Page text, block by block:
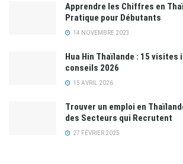
Apprendre les Chiffres en
Pratique pour Débutants
14 NOVEMBRE 2023
Hua Hin Thaïlande : 15
conseils 2026
15 AVRIL 2026
Trouver un emploi en
des Secteurs qui Recrutent
27 FÉVRIER 2025